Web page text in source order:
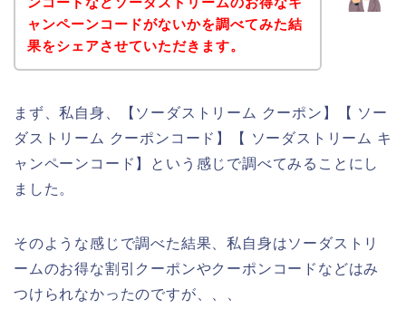
ャンペーンコードがないかを調べてみた結
果をシェアさせていただきます。
まず、私自身、【ソーダストリーム クーポン】【 ソー
ダストリーム クーポンコード】【 ソーダストリーム キ
ャンペーンコード】という感じで調べてみることにし
ました。
そのような感じで調べた結果、私自身はソーダストリ
ームのお得な割引クーポンやクーポンコードなどはみ
つけられなかったのですが、、、